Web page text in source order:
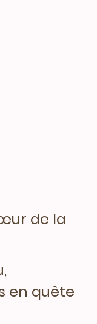
de la
en quête